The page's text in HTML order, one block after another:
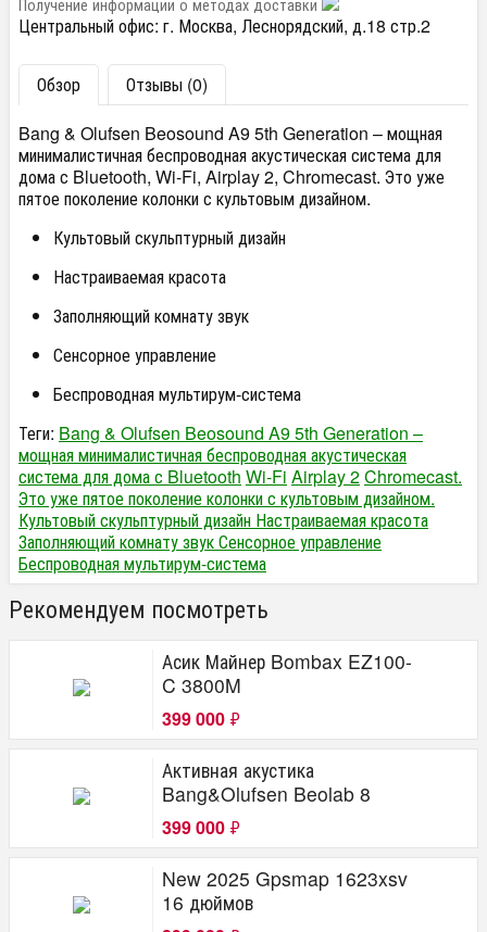
Центральный офис: г. Москва, Леснорядский, д.18 стр.2
Обзор
Отзывы (0)
Bang & Olufsen Beosound A9 5th Generation – мощная
минималистичная беспроводная акустическая система для
дома с Bluetooth, Wi-Fi, Airplay 2, Chromecast. Это уже
пятое поколение колонки с культовым дизайном.
Культовый скульптурный дизайн
Настраиваемая красота
Заполняющий комнату звук
Сенсорное управление
Беспроводная мультирум-система
Теги: Bang & Olufsen Beosound A9 5th Generation –
мощная минималистичная беспроводная акустическая
система для дома с Bluetooth Wi-Fi Airplay 2Chromecast.
Это уже пятое поколение колонки с культовым дизайном.
Культовый скульптурный дизайн Настраиваемая красота
Заполняющий комнату звук Сенсорное управление
Беспроводная мультирум-система
Рекомендуем посмотреть
Асик Майнер Bombax EZ100-
C 3800M
399 000 ₽
Активная акустика
Bang&Olufsen Beolab 8
399 000 ₽
New 2025 Gpsmap 1623xsv
16 дюймов